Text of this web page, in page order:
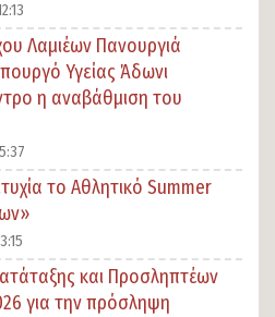
Λαμιέων Πανουργιά
Υγείας Άδωνι
η αναβάθμιση του
το Αθλητικό Summer
και Προσληπτέων
για την πρόσληψη